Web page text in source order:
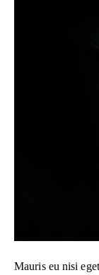
Mauris eu nisi